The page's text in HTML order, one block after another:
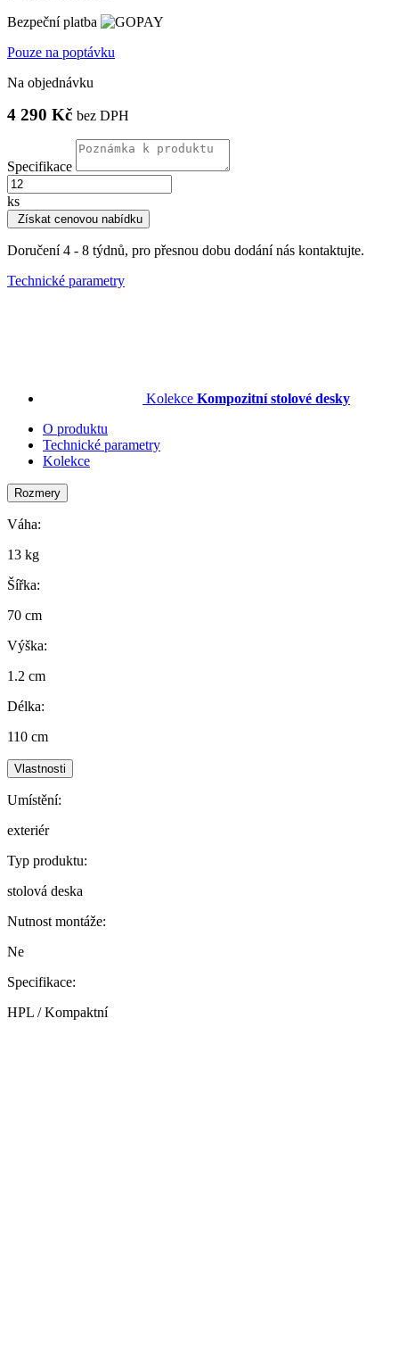
Bezpeční platba
Pouze na poptávku
Na objednávku
4 290 Kč bez DPH
Specifikace
ks
Získat cenovou nabídku
Doručení 4 - 8 týdnů, pro přesnou dobu dodání nás kontaktujte.
Technické parametry
Kolekce Kompozitní stolové desky
O produktu
Technické parametry
Kolekce
Rozmery
Váha:
13 kg
Šířka:
70 cm
Výška:
1.2 cm
Délka:
110 cm
Vlastnosti
Umístění:
exteriér
Typ produktu:
stolová deska
Nutnost montáže:
Ne
Specifikace:
HPL / Kompaktní